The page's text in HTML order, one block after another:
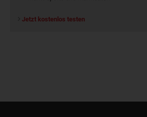
Jetzt kostenlos testen